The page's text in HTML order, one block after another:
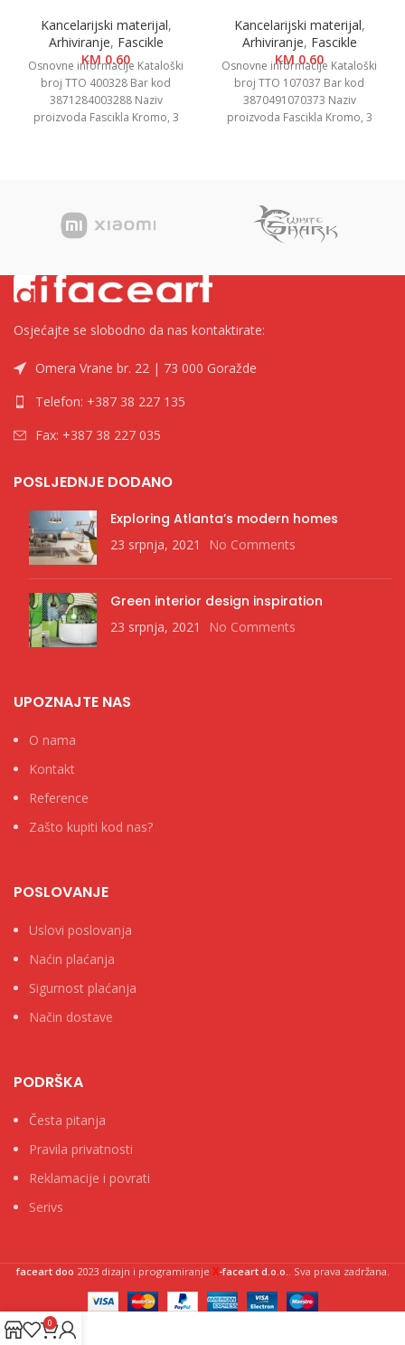
Kancelarijski materijal,
Arhiviranje, Fascikle
KM0.60
Osnovne informacije Kataloški
broj TTO 400328 Bar kod
3871284003288 Naziv
proizvoda Fascikla Kromo, 3
Kancelarijski materijal,
Arhiviranje, Fascikle
KM0.60
Osnovne informacije Kataloški
broj TTO 107037 Bar kod
3870491070373 Naziv
proizvoda Fascikla Kromo, 3
Osjećajte se slobodno da nas kontaktirate:
Omera Vrane br. 22 | 73 000 Goražde
Telefon: +387 38 227 135
Fax: +387 38 227 035
POSLJEDNJE DODANO
Exploring Atlanta’s modern homes
23 srpnja, 2021 No Comments
Green interior design inspiration
23 srpnja, 2021 No Comments
UPOZNAJTE NAS
O nama
Kontakt
Reference
Zašto kupiti kod nas?
POSLOVANJE
Uslovi poslovanja
Naćin plaćanja
Sigurnost plaćanja
Način dostave
PODRŠKA
Česta pitanja
Pravila privatnosti
Reklamacije i povrati
Serivs
faceart doo 2023 dizajn i programiranje X-faceart d.o.o.. Sva prava zadržana.
0